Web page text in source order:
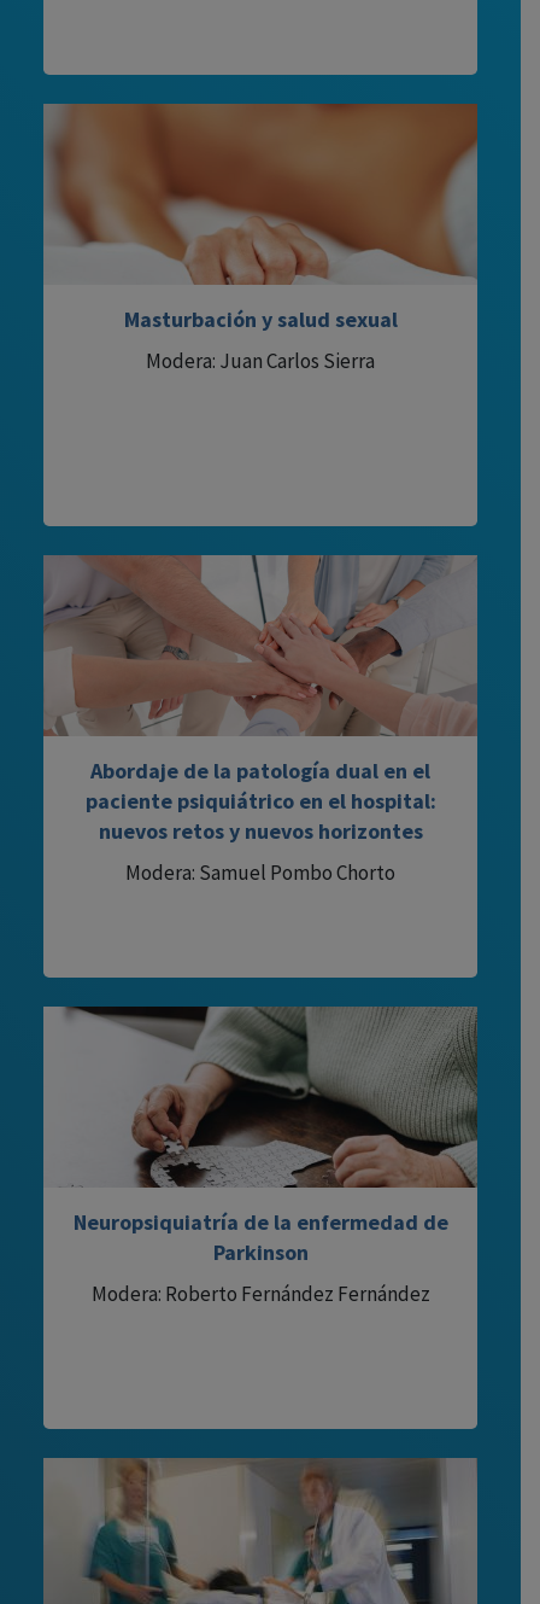
Masturbación y salud sexual
Modera: Juan Carlos Sierra
Abordaje de la patología dual en el
paciente psiquiátrico en el hospital:
nuevos retos y nuevos horizontes
Modera: Samuel Pombo Chorto
Neuropsiquiatría de la enfermedad de
Parkinson
Modera: Roberto Fernández Fernández